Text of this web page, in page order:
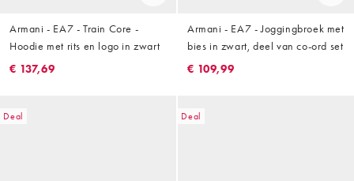
Armani - EA7 - Train Core -
Hoodie met rits en logo in zwart
€ 137,69
Armani - EA7 - Joggingbroek met
bies in zwart, deel van co-ord set
€ 109,99
Deal Deal